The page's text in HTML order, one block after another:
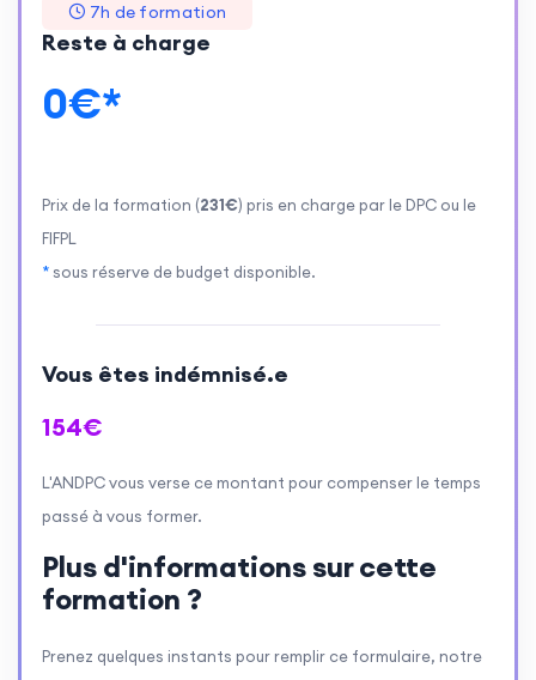
7h de formation
Reste à charge
0€*
Prix de la formation (231€) pris en charge par le DPC ou le
FIFPL
*sous réserve de budget disponible.
Vous êtes indémnisé.e
154€
L'ANDPC vous verse ce montant pour compenser le temps
passé à vous former.
Plus d'informations sur cette
formation ?
Prenez quelques instants pour remplir ce formulaire, notre